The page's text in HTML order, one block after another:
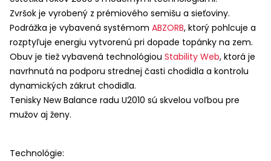
Zvršok je vyrobený z prémiového semišu a sieťoviny.
Podrážka je vybavená systémom ABZORB, ktorý pohlcuje a
rozptyľuje energiu vytvorenú pri dopade topánky na zem.
Obuv je tiež vybavená technológiou Stability Web, ktorá je
navrhnutá na podporu strednej časti chodidla a kontrolu
dynamických zákrut chodidla.
Tenisky New Balance radu U2010 sú skvelou voľbou pre
mužov aj ženy.
Technológie: